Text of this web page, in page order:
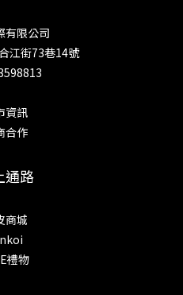
有限公司
江街73巷14號
資訊
合作
通路
商城
禮物